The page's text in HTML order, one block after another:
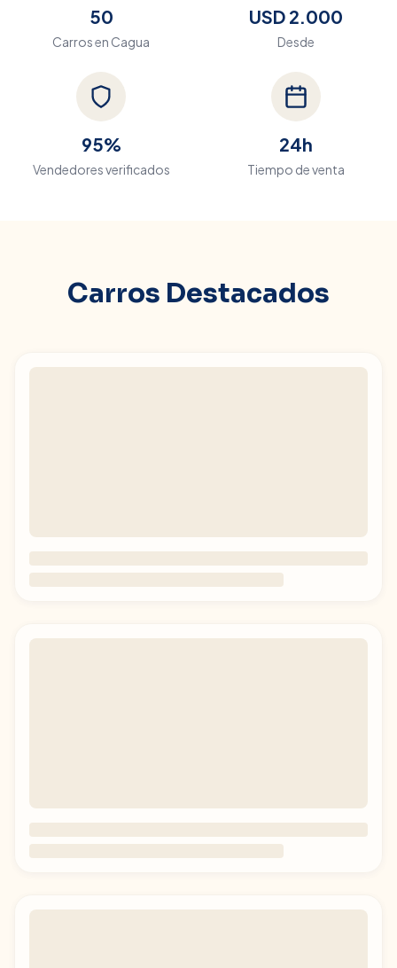
50
Carros en Cagua
USD 2.000
Desde
95%
Vendedores verificados
24h
Tiempo de venta
Carros Destacados